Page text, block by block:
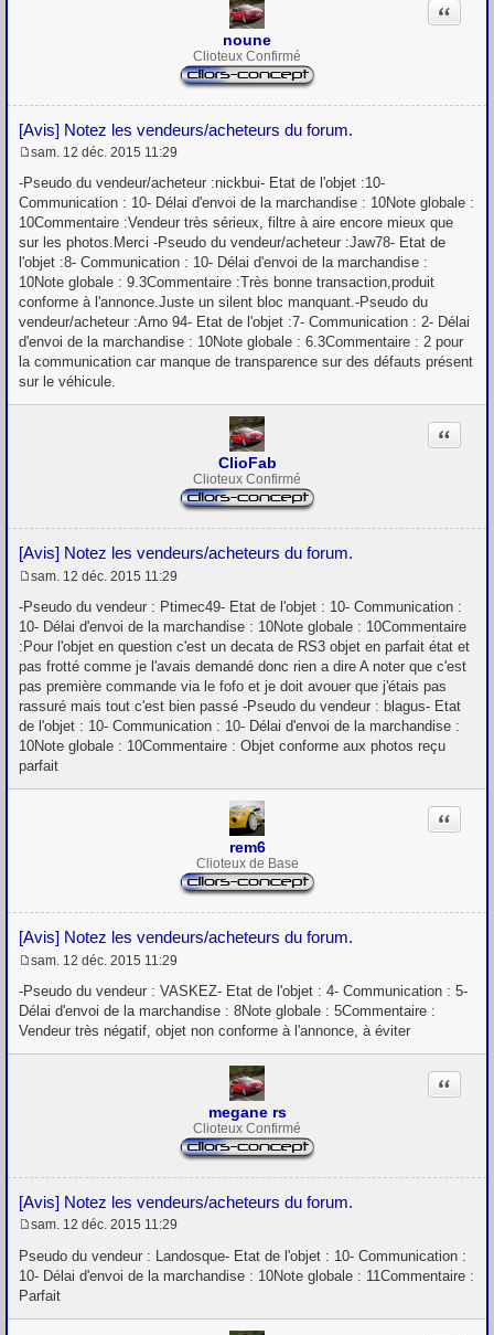
noune
Clioteux Confirmé
[Avis] Notez les vendeurs/acheteurs du forum.
Citation
e
s
a
g
e
sam. 12 déc. 2015 11:29
-Pseudo du vendeur/acheteur :nickbui- Etat de l'objet :10-
Communication : 10- Délai d'envoi de la marchandise : 10Note globale :
10Commentaire :Vendeur très sérieux, filtre à aire encore mieux que
sur les photos.Merci -Pseudo du vendeur/acheteur :Jaw78- Etat de
l'objet :8- Communication : 10- Délai d'envoi de la marchandise :
10Note globale : 9.3Commentaire :Très bonne transaction,produit
conforme à l'annonce.Juste un silent bloc manquant.-Pseudo du
vendeur/acheteur :Arno 94- Etat de l'objet :7- Communication : 2- Délai
d'envoi de la marchandise : 10Note globale : 6.3Commentaire : 2 pour
la communication car manque de transparence sur des défauts présent
sur le véhicule.
ClioFab
Clioteux Confirmé
[Avis] Notez les vendeurs/acheteurs du forum.
Citation
e
s
s
a
g
e
sam. 12 déc. 2015 11:29
-Pseudo du vendeur : Ptimec49- Etat de l'objet : 10- Communication :
10- Délai d'envoi de la marchandise : 10Note globale : 10Commentaire
:Pour l'objet en question c'est un decata de RS3 objet en parfait état et
pas frotté comme je l'avais demandé donc rien a dire A noter que c'est
pas première commande via le fofo et je doit avouer que j'étais pas
rassuré mais tout c'est bien passé -Pseudo du vendeur : blagus- Etat
de l'objet : 10- Communication : 10- Délai d'envoi de la marchandise :
10Note globale : 10Commentaire : Objet conforme aux photos reçu
parfait
rem6
Clioteux de Base
[Avis] Notez les vendeurs/acheteurs du forum.
Citation
e
s
s
a
sam. 12 déc. 2015 11:29
-Pseudo du vendeur : VASKEZ- Etat de l'objet : 4- Communication : 5-
Délai d'envoi de la marchandise : 8Note globale : 5Commentaire :
Vendeur très négatif, objet non conforme à l'annonce, à éviter
megane rs
Clioteux Confirmé
[Avis] Notez les vendeurs/acheteurs du forum.
Citation
e
s
s
a
sam. 12 déc. 2015 11:29
Pseudo du vendeur : Landosque- Etat de l'objet : 10- Communication :
10- Délai d'envoi de la marchandise : 10Note globale : 11Commentaire :
Parfait